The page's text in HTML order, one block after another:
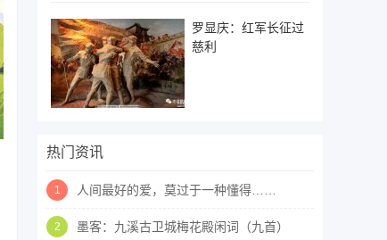
罗显庆：红军长征过
慈利
热门资讯
1 人间最好的爱，莫过于一种懂得……
2 墨客：九溪古卫城梅花殿闲词（九首）